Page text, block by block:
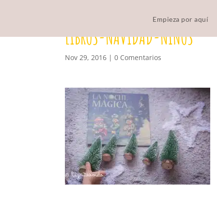
Empieza por aquí
LIBROS-NAVIDAD-NINOS
Nov 29, 2016 |0 Comentarios